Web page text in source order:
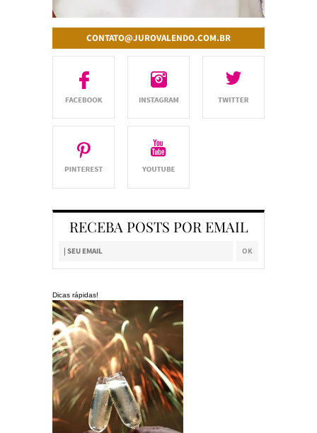
CONTATO@JUROVALENDO.COM.BR
RECEBA POSTS POR EMAIL
Dicas rápidas!